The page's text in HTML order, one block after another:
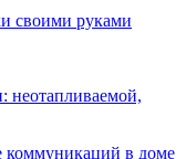
своими руками
неотапливаемой,
в доме